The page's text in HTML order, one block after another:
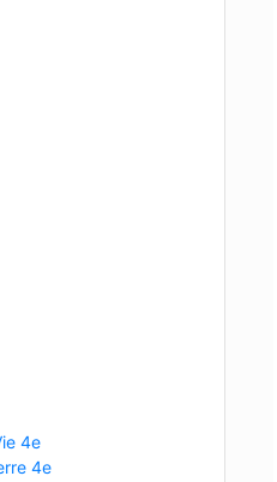
4e
4e